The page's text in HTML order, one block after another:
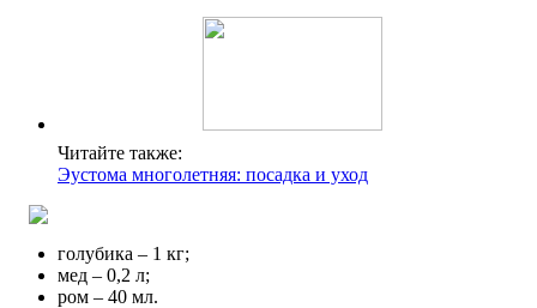
Читайте также:
Эустома многолетняя: посадка и уход
голубика – 1 кг;
мед – 0,2 л;
ром – 40 мл.